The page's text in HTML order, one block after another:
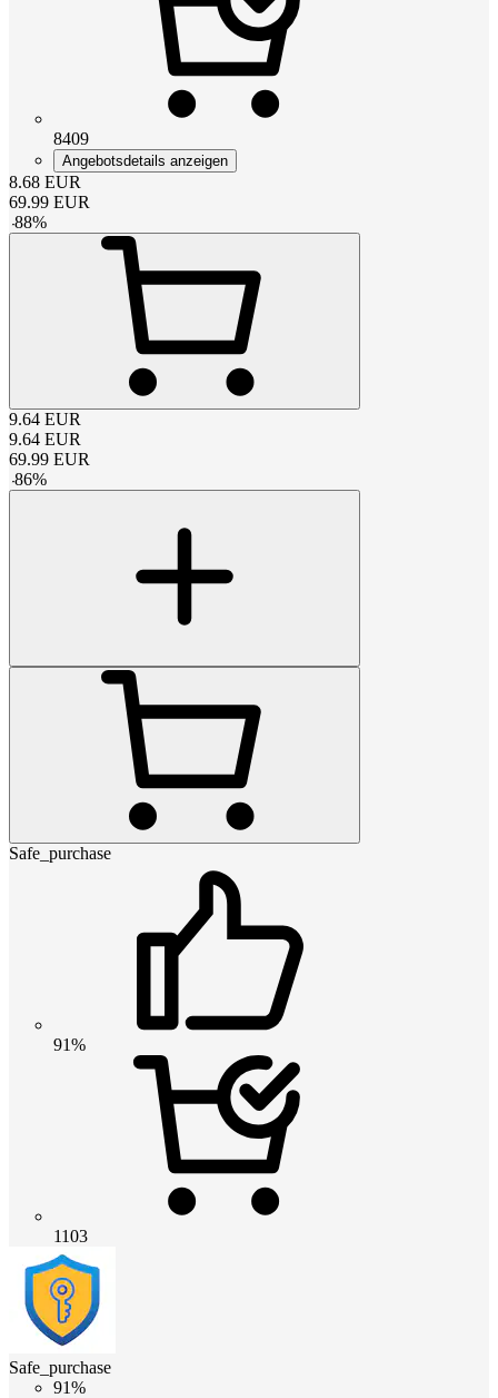
8409
Angebotsdetails anzeigen
8.68 EUR
69.99 EUR
-88%
9.64 EUR
9.64 EUR
69.99 EUR
-86%
Safe_purchase
91%
1103
Safe_purchase
91%